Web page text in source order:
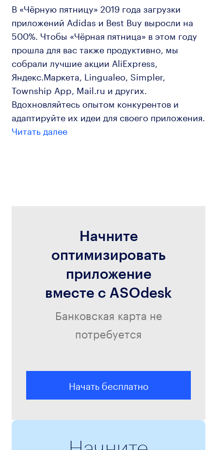
В «Чёрную пятницу» 2019 года загрузки
приложений Adidas и Best Buy выросли на
500%. Чтобы «Чёрная пятница» в этом году
прошла для вас также продуктивно, мы
собрали лучшие акции AliExpress,
Яндекс.Маркета, Lingualeo, Simpler,
Township App, Mail.ru и других.
Вдохновляйтесь опытом конкурентов и
адаптируйте их идеи для своего приложения.
Читать далее
Начните
оптимизировать
приложение
вместе с ASOdesk
Банковская карта не
потребуется
Начать бесплатно